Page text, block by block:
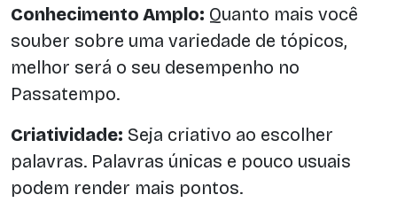
Conhecimento Amplo: Quanto mais você
souber sobre uma variedade de tópicos,
melhor será o seu desempenho no
Passatempo.
Criatividade: Seja criativo ao escolher
palavras. Palavras únicas e pouco usuais
podem render mais pontos.